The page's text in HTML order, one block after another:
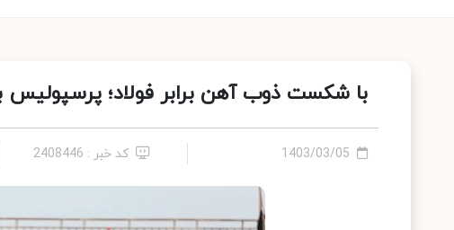
با شکست ذوب آهن برابر فولاد؛ پرسپولیس
1403/03/05 کد خبر : 2408446